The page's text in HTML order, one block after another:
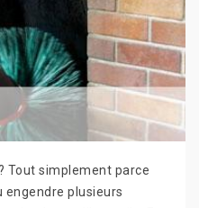
Tout simplement parce
plusieurs